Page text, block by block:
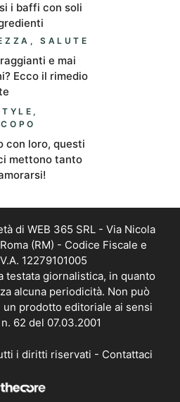
i baffi con soli
,SALUTE
e mai
Ecco il rimedio
,
con loro, questi
mettono tanto
di WEB 365 SRL - Via Nicola
(RM) - Codice Fiscale e
12279101005
testata giornalistica, in quanto
alcuna periodicità. Non può
prodotto editoriale ai sensi
62 del 07.03.2001
i diritti riservati - Contattaci